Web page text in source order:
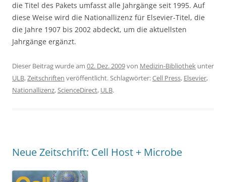
die Titel des Pakets umfasst alle Jahrgänge seit 1995. Auf
diese Weise wird die Nationallizenz für Elsevier-Titel, die
die Jahre 1907 bis 2002 abdeckt, um die aktuellsten
Jahrgänge ergänzt.
Dieser Beitrag wurde am 02. Dez. 2009von Medizin-Bibliothek unter
ULB,Zeitschriften veröffentlicht. Schlagwörter:Cell Press, Elsevier,
Nationallizenz,ScienceDirect, ULB.
Neue Zeitschrift: Cell Host + Microbe